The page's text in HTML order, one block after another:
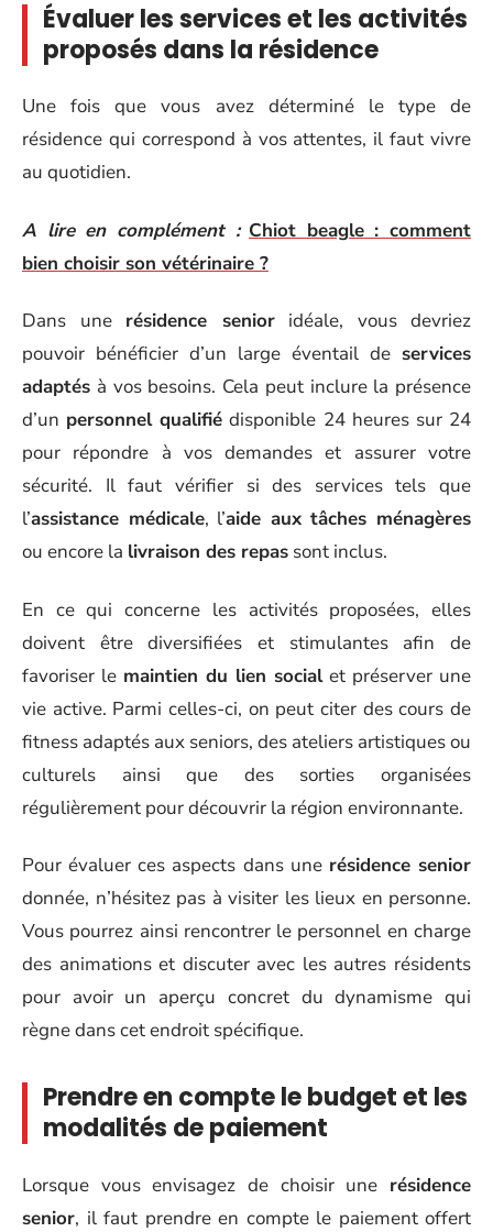
Évaluer les services et les activités
proposés dans la résidence
Une fois que vous avez déterminé le type de
résidence qui correspond à vos attentes, il faut vivre
au quotidien.
A lire en complément : Chiot beagle : comment
bien choisir son vétérinaire ?
Dans une résidence senioridéale, vous devriez
pouvoir bénéficier d’un large éventail de services
adaptés à vos besoins. Cela peut inclure la présence
d’un personnel qualifié disponible 24 heures sur 24
pour répondre à vos demandes et assurer votre
sécurité. Il faut vérifier si des services tels que
l’assistance médicale, l’aide aux tâches ménagères
ou encore la livraison des repas sont inclus.
En ce qui concerne les activités proposées, elles
doivent être diversifiées et stimulantes afin de
favoriser le maintien du lien socialet préserver une
vie active. Parmi celles-ci, on peut citer des cours de
fitness adaptés aux seniors, des ateliers artistiques ou
culturels ainsi que des sorties organisées
régulièrement pour découvrir la région environnante.
Pour évaluer ces aspects dans une résidence senior
donnée, n’hésitez pas à visiter les lieux en personne.
Vous pourrez ainsi rencontrer le personnel en charge
des animations et discuter avec les autres résidents
pour avoir un aperçu concret du dynamisme qui
règne dans cet endroit spécifique.
Prendre en compte le budget et les
modalités de paiement
Lorsque vous envisagez de choisir une résidence
senior, il faut prendre en compte le paiement offert